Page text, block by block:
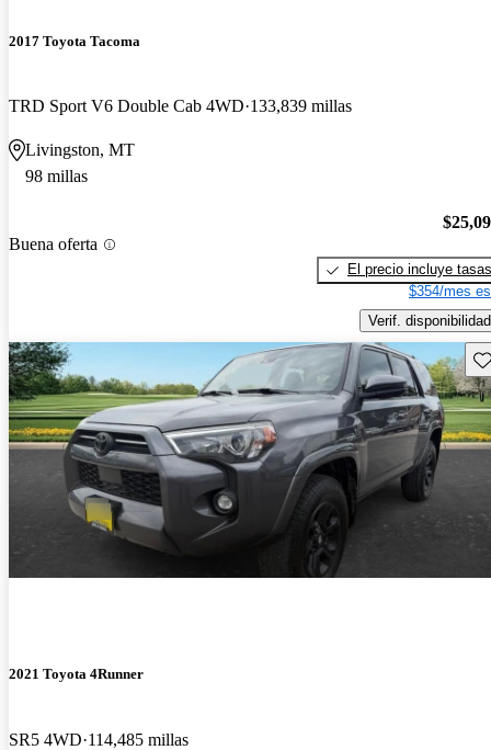
2017 Toyota Tacoma
TRD Sport V6 Double Cab 4WD 133,839 millas
Livingston, MT
98 millas
Buena oferta
El precio incluye tasas
$354/mes
Verif. disponibilidad
2021 Toyota 4Runner
SR5 4WD 114,485 millas